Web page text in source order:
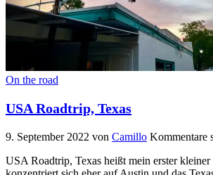
On the road
USA Roadtrip, Texas
9. September 2022 von Camillo Kommentare
USA Roadtrip, Texas heißt mein erster kleiner